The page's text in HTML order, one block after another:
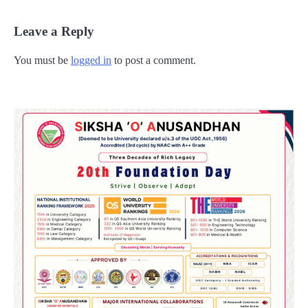
Leave a Reply
You must be logged in to post a comment.
୨୦୨୭ ବିଶ୍ୱକପ ପାଇଁ ରବି ଶାସ୍ତ୍ରୀଙ୍କ ଟିମ୍,
ଆକାଶ ଚୋପ୍ରା ଦେଲେ ୧୦ରୁ ୮ ମାର୍କ
Reporters Pen
ଆଜି ସୁଦ୍ଧା ଆସିବ ବନ୍ୟା କ୍ଷୟକ୍ଷତି ରିପୋର୍ଟ
; ୨୨ଟି ଜିଲ୍ଲାକୁ ୧୧୦କୋଟି ଟଙ୍କା ମଞ୍ଜୁର
Reporters Pen